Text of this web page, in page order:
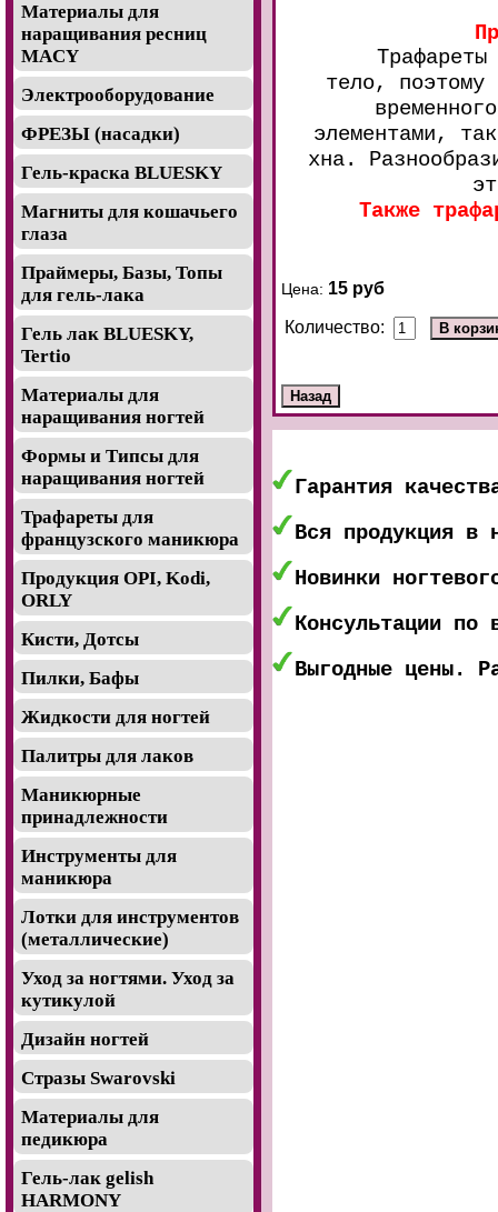
Материалы для
наращивания ресниц
MACY
Электрооборудование
ФРЕЗЫ (насадки)
Гель-краска BLUESKY
Магниты для кошачьего
глаза
Праймеры, Базы, Топы
для гель-лака
Гель лак BLUESKY,
Tertio
Материалы для
наращивания ногтей
Формы и Типсы для
наращивания ногтей
Трафареты для
французского маникюра
Продукция OPI, Kodi,
ORLY
Кисти, Дотсы
Пилки, Бафы
Жидкости для ногтей
Палитры для лаков
Маникюрные
принадлежности
Инструменты для
маникюра
Лотки для инструментов
(металлические)
Уход за ногтями. Уход за
кутикулой
Дизайн ногтей
Стразы Swarovski
Материалы для
педикюра
Гель-лак gelish
HARMONY
тело, поэтому
элементами,
хна.
Также
Цена: 15 руб
Количество:
Гарантия
Вся продукция в
Новинки
Консультации по
Выгодные цены.